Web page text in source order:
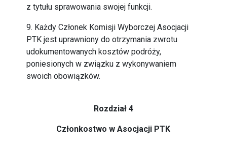
z tytułu sprawowania swojej funkcji.
9. Każdy Członek Komisji Wyborczej Asocjacji
PTK jest uprawniony do otrzymania zwrotu
udokumentowanych kosztów podróży,
poniesionych w związku z wykonywaniem
swoich obowiązków.
Rozdział 4
Członkostwo w Asocjacji PTK